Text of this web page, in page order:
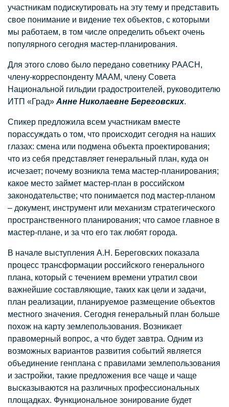
участникам подискутировать на эту тему и представить
свое понимание и видение тех объектов, с которыми
мы работаем, в том числе определить объект очень
популярного сегодня мастер-планирования.
Для этого слово было передано советнику РААСН,
члену-корреспонденту МААМ, члену Совета
Национальной гильдии градостроителей, руководителю
ИТП «Град» Анне Николаевне Береговских.
Спикер предложила всем участникам вместе
порассуждать о том, что происходит сегодня на наших
глазах: смена или подмена объекта проектирования;
что из себя представляет генеральный план, куда он
исчезает; почему возникла тема мастер-планирования;
какое место займет мастер-план в российском
законодательстве; что понимается под мастер-планом
– документ, инструмент или механизм стратегического
пространственного планирования; что самое главное в
мастер-плане, и за что его так любят города.
В начале выступления А.Н. Береговских показала
процесс трансформации российского генерального
плана, который с течением времени утратил свои
важнейшие составляющие, таких как цели и задачи,
план реализации, планируемое размещение объектов
местного значения. Сегодня генеральный план больше
похож на карту землепользования. Возникает
правомерный вопрос, а что будет завтра. Одним из
возможных вариантов развития событий является
объединение генплана с правилами землепользования
и застройки, такие предложения все чаще и чаще
высказываются на различных профессиональных
площадках. Функциональное зонирование будет